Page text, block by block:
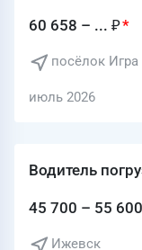
60 658 – ... ₽
посёлок Игра
июль 2026
Водитель
45 700 – 55
Ижевск